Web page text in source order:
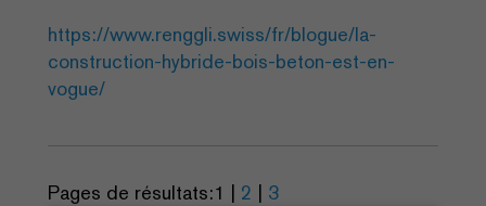
https://www.renggli.swiss/fr/blogue/la-
construction-hybride-bois-beton-est-en-
vogue/
Pages de résultats:1 | 2 | 3